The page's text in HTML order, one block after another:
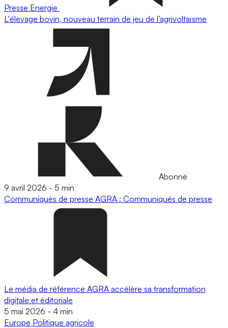
Presse Energie
L'élevage bovin, nouveau terrain de jeu de l’agrivoltaïsme
Abonné
9 avril 2026 - 5 min
Communiqués de presse AGRA : Communiqués de presse
Le média de référence AGRA accélère sa transformation
digitale et éditoriale
5 mai 2026 - 4 min
Europe Politique agricole